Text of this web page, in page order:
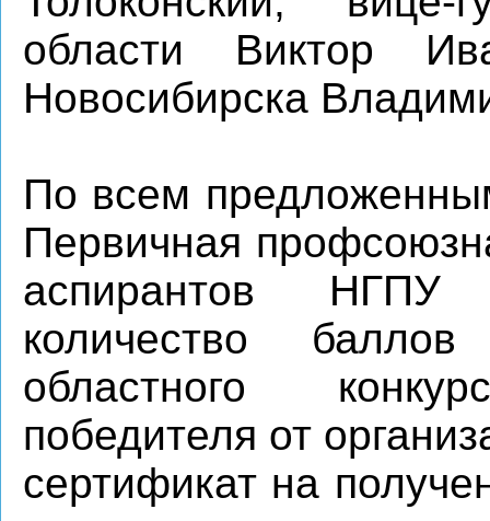
области Виктор
Новосибирска
По всем
Первичная
аспирантов НГПУ
количество
областного
победителя от
сертификат на